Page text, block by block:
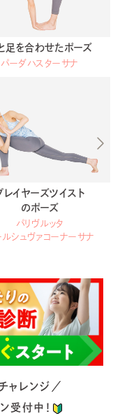
足を合わせたポーズ
パーダハスターサナ
レイヤーズツイスト
のポーズ
パリヴルッタ
ルシュヴァコーナーサナ
ャレンジ／
受付中！